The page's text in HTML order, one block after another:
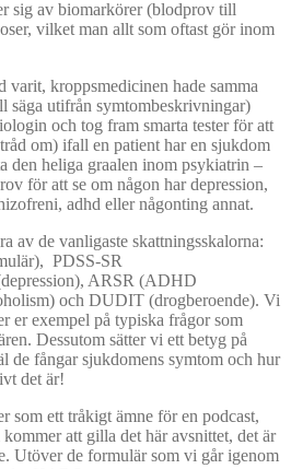
sig av biomarkörer (blodprov till
vilket man allt som oftast gör inom
varit, kroppsmedicinen hade samma
säga utifrån symtombeskrivningar)
och tog fram smarta tester för att
om) ifall en patient har en sjukdom
den heliga graalen inom psykiatrin –
för att se om någon har depression,
adhd eller någonting annat.
av de vanligaste skattningsskalorna:
PDSS-SR
ARSR (ADHD
och DUDIT (drogberoende). Vi
er exempel på typiska frågor som
Dessutom sätter vi ett betyg på
de fångar sjukdomens symtom och hur
det är!
som ett tråkigt ämne för en podcast,
att gilla det här avsnittet, det är
Utöver de formulär som vi går igenom